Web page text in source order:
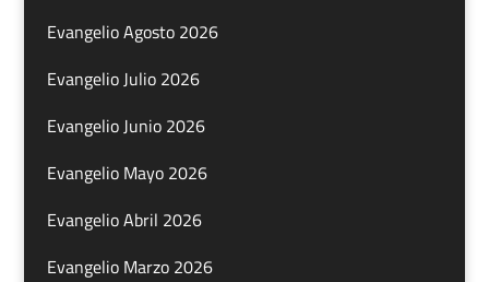
Evangelio Agosto 2026
Evangelio Julio 2026
Evangelio Junio 2026
Evangelio Mayo 2026
Evangelio Abril 2026
Evangelio Marzo 2026